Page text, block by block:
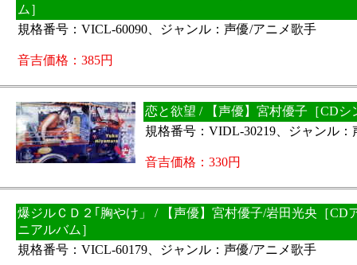
ム］
規格番号：VICL-60090、ジャンル：声優/アニメ歌手
音吉価格：385円
恋と欲望 / 【声優】宮村優子［CDシ
規格番号：VIDL-30219、ジャンル：
音吉価格：330円
爆ジルＣＤ２｢胸やけ」 / 【声優】宮村優子/岩田光央［CD
ニアルバム］
規格番号：VICL-60179、ジャンル：声優/アニメ歌手